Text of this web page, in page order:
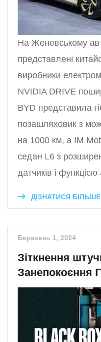
На Женевському
представлені
виробники
NVIDIA DRIVE
BYD представила
позашляховик з
на 1000 км, а IM
седан L6 з
датчиків і
ДІЗНАТИСЯ БІЛЬШЕ
Березень 1, 2024
Зіткнення
Занепокоєння